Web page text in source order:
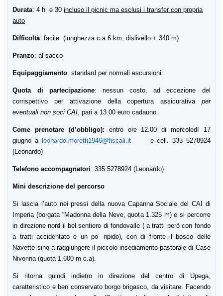
Durata: 4 h e 30incluso il picnic ma esclusi i transfer con propria
auto
Difficoltà: facile (lunghezza c.a 6 km, dislivello + 340 m)
Pranzo: al sacco
Equipaggiamento: standard per normali escursioni.
Quota di partecipazione: nessun costo, ad eccezione del
corrispettivo per attivazione della copertura assicurativa per
eventuali non soci CAI, pari a 13.00 euro cadauno.
Come prenotare (d’obbligo):
entro ore 12.00 di mercoledì 17
giugno a leonardo.moretti1946@tiscali.it e cell. 335 5278924
(Leonardo)
Telefono accompagnatori: 335 5278924 (Leonardo)
Mini descrizione del percorso
Si lascia l’auto nei pressi della nuova Capanna Sociale del CAI di
Imperia (borgata “Madonna della Neve, quota 1.325 m) e si percorre
in direzione nord il bel sentiero di fondovalle ( a tratti però con fondo
a tratti accidentato e un po’ ripido), con di fronte il bosco delle
Navette sino a raggiungere il piccolo insediamento pastorale di Case
Nivorina (quota 1.600 m c.a).
Si ritorna quindi indietro in direzione del centro di Upega,
caratteristico e ben conservato borgo brigasco, da visitare. Facendo